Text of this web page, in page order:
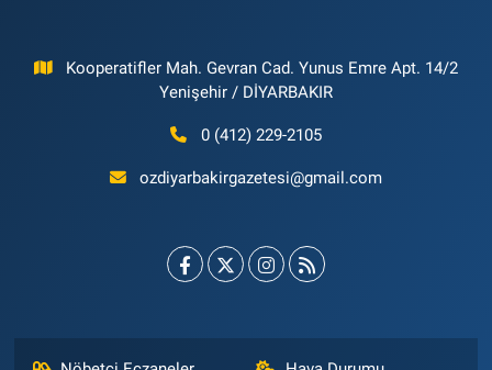
Kooperatifler Mah. Gevran Cad. Yunus Emre Apt. 14/2
Yenişehir / DİYARBAKIR
0 (412) 229-2105
ozdiyarbakirgazetesi@gmail.com